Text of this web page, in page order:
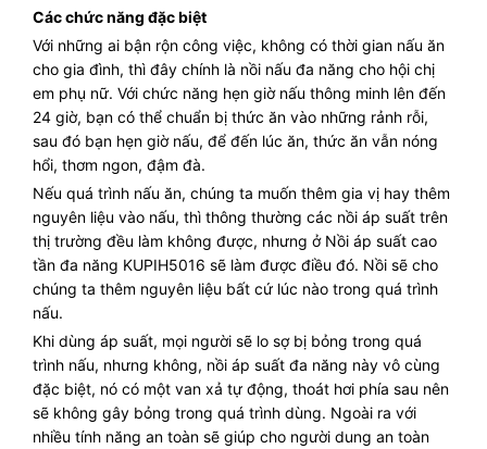
Các chức năng đặc biệt
Với những ai bận rộn công việc, không có thời gian nấu ăn
cho gia đình, thì đây chính là nồi nấu đa năng cho hội chị
em phụ nữ. Với chức năng hẹn giờ nấu thông minh lên đến
24 giờ, bạn có thể chuẩn bị thức ăn vào những rảnh rỗi,
sau đó bạn hẹn giờ nấu, để đến lúc ăn, thức ăn vẫn nóng
hổi, thơm ngon, đậm đà.
Nếu quá trình nấu ăn, chúng ta muốn thêm gia vị hay thêm
nguyên liệu vào nấu, thì thông thường các nồi áp suất trên
thị trường đều làm không được, nhưng ở Nồi áp suất cao
tần đa năng KUPIH5016 sẽ làm được điều đó. Nồi sẽ cho
chúng ta thêm nguyên liệu bất cứ lúc nào trong quá trình
nấu.
Khi dùng áp suất, mọi người sẽ lo sợ bị bỏng trong quá
trình nấu, nhưng không, nồi áp suất đa năng này vô cùng
đặc biệt, nó có một van xả tự động, thoát hơi phía sau nên
sẽ không gây bỏng trong quá trình dùng. Ngoài ra với
nhiều tính năng an toàn sẽ giúp cho người dung an toàn